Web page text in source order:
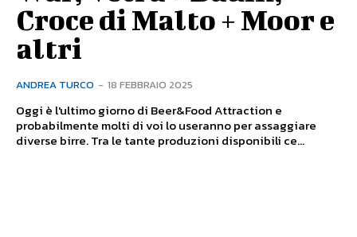
Croce di Malto + Moor e
altri
ANDREA TURCO - 18 FEBBRAIO 2025
Oggi è l'ultimo giorno di Beer&Food Attraction e
probabilmente molti di voi lo useranno per assaggiare
diverse birre. Tra le tante produzioni disponibili ce...